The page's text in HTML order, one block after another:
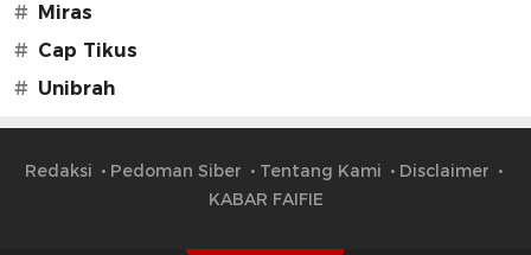
# Miras
# Cap Tikus
# Unibrah
Redaksi Pedoman Siber Tentang Kami
Disclaimer
KABAR FAIFIE